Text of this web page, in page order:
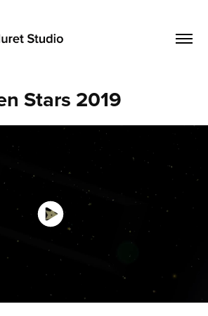
Stars 2019